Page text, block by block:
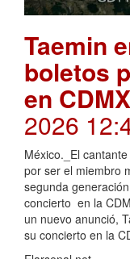
Taemin
boletos
en CDMX
2026
México._El
por ser el miembro
segunda
concierto en la
un nuevo anunció,
su concierto en la